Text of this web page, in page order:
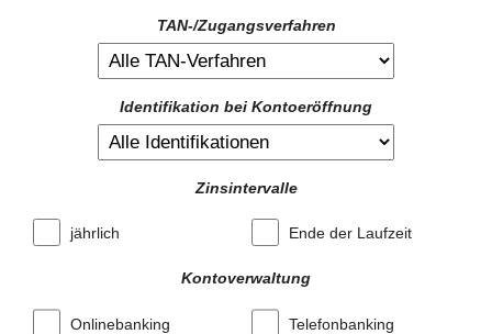
TAN-/Zugangsverfahren
Identifikation bei Kontoeröffnung
Zinsintervalle
jährlich Ende der Laufzeit
Kontoverwaltung
Onlinebanking Telefonbanking